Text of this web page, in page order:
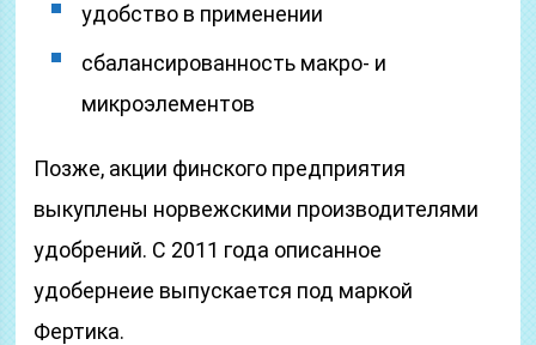
удобство в применении
сбалансированность макро- и
микроэлементов
Позже, акции финского предприятия
выкуплены норвежскими производителями
удобрений. С 2011 года описанное
удобернеие выпускается под маркой
Фертика.